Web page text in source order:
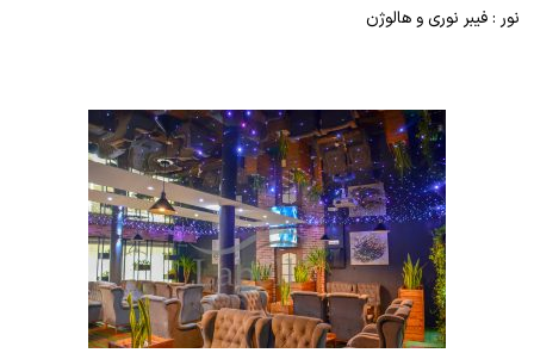
نور : فیبر نوری و هالوژن